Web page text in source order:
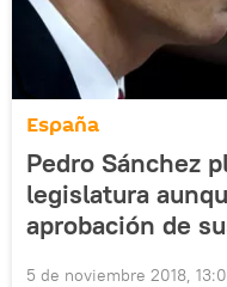
España
Pedro Sánchez
legislatura
aprobación de
5 de noviembre 2018,